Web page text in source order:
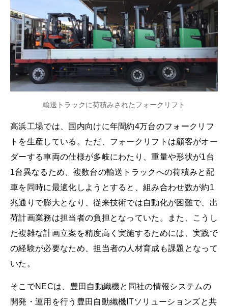
輸送トラックに荷積みされたフォークリフト
高浜工場では、国内向けに年間約4万台のフォークリフ
トを生産している。ただ、フォークリフトは顧客がオー
ダーする車両の仕様が多岐にわたり、重量や形状が1台
1台異なるため、複数台の輸送トラックへの荷積みと配
車を同時に最適化しようとすると、組み合わせ数が約1
兆通りで膨大となり、従来技術では自動化が困難で、出
荷計画業務は担当者の負担となっていた。また、こうし
た複雑な計画立案を精度高く実施するためには、実践で
の経験が必要なため、担当者の人材育成も課題となって
いた。
そこでNECは、豊田自動織機と同社の情報システムの
開発・運用を行う豊田自動織機ITソリューションズと共